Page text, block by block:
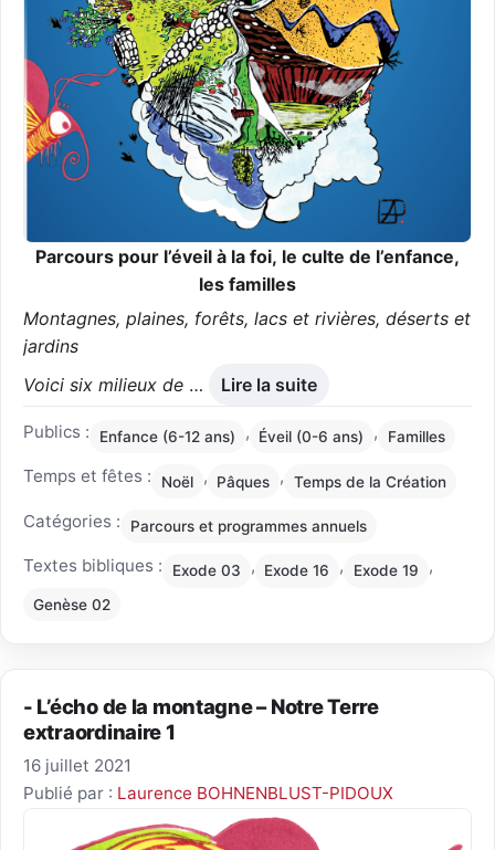
Parcours pour l’éveil à la foi, le culte de l’enfance,
les familles
Montagnes, plaines, forêts, lacs et rivières, déserts et
jardins
Voici six milieux de … Lire la suite
Publics : Enfance (6-12 ans) , Éveil (0-6 ans) , Familles
Temps et fêtes : Noël , Pâques , Temps de la Création
Catégories : Parcours et programmes annuels
Textes bibliques : Exode 03 , Exode 16 , Exode 19 ,
Genèse 02
- L’écho de la montagne – Notre Terre
extraordinaire 1
16 juillet 2021
Publié par : Laurence BOHNENBLUST-PIDOUX